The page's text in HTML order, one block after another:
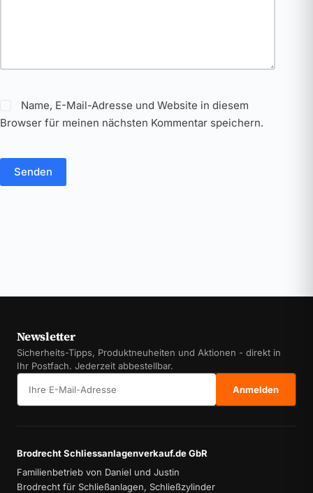
Name, E-Mail-Adresse und Website in diesem
Browser für meinen nächsten Kommentar speichern.
Senden
Newsletter
Sicherheits-Tipps, Produktneuheiten und Aktionen - direkt in
Ihr Postfach. Jederzeit abbestellbar.
Anmelden
Brodrecht Schliessanlagenverkauf.de GbR
Familienbetrieb von Daniel und Justin
Brodrecht für Schließanlagen, Schließzylinder